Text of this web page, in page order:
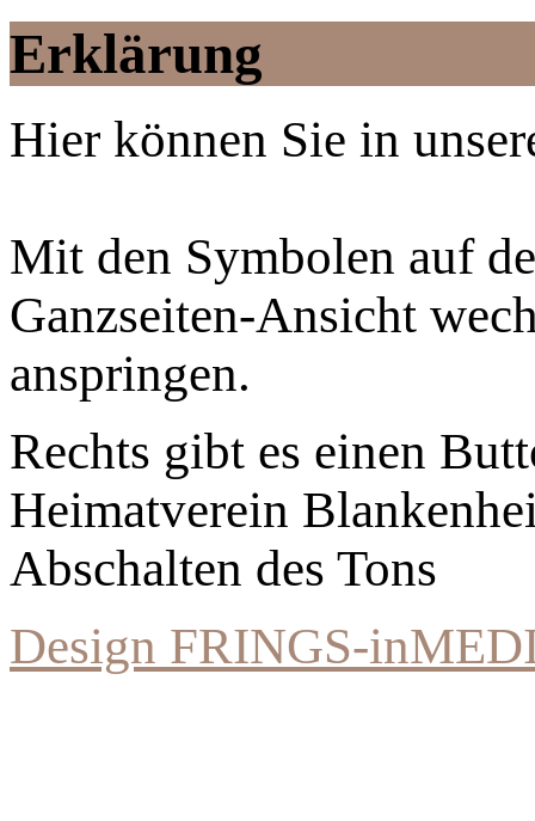
Erklärung
Hier können Sie in
Mit den Symbolen auf
Ganzseiten-Ansicht
anspringen.
Rechts gibt es einen
Heimatverein
Abschalten des Tons
Design FRINGS-